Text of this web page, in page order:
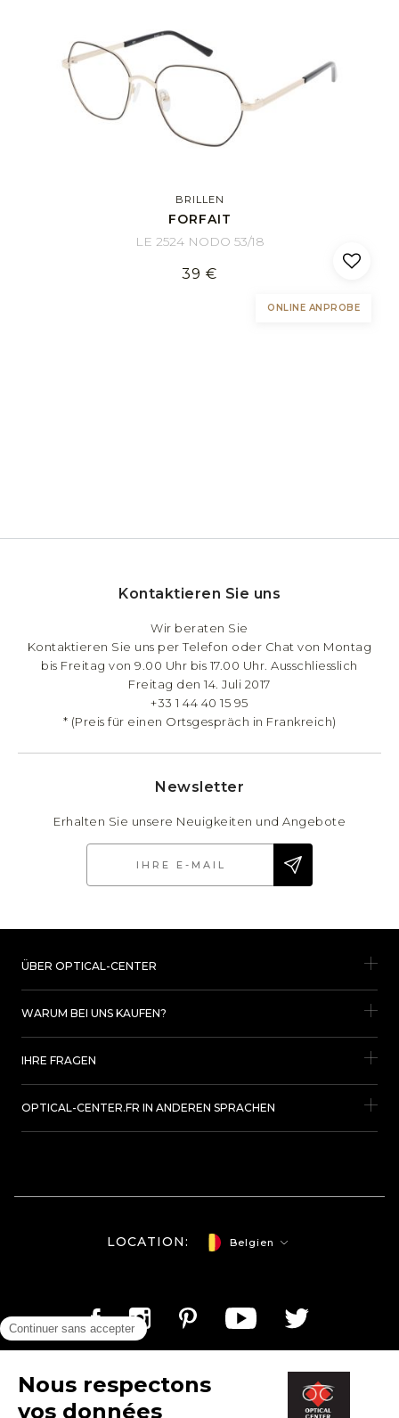
BRILLEN
FORFAIT
LE 2524 NODO 53/18
39 €
ONLINE ANPROBE
Kontaktieren Sie uns
Wir beraten Sie
Kontaktieren Sie uns per Telefon oder Chat von Montag
bis Freitag von 9.00 Uhr bis 17.00 Uhr. Ausschliesslich
Freitag den 14. Juli 2017
+33 1 44 40 15 95
* (Preis für einen Ortsgespräch in Frankreich)
Newsletter
Erhalten Sie unsere Neuigkeiten und Angebote
ÜBER OPTICAL-CENTER
WARUM BEI UNS KAUFEN?
IHRE FRAGEN
OPTICAL-CENTER.FR IN ANDEREN SPRACHEN
LOCATION: Belgien